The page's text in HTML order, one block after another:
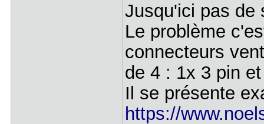
Jusqu'ici pas de
Le problème
connecteurs
de 4 : 1x 3 pin
Il se présente
https://